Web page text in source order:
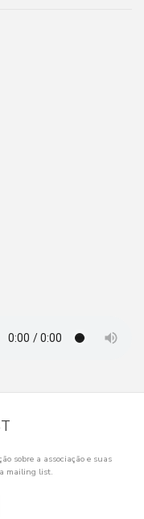
sobre a associação e suas
mailing list.